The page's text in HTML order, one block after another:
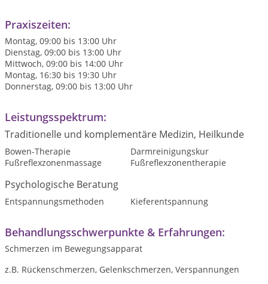
Praxiszeiten:
Montag, 09:00 bis 13:00 Uhr
Dienstag, 09:00 bis 13:00 Uhr
Mittwoch, 09:00 bis 14:00 Uhr
Montag, 16:30 bis 19:30 Uhr
Donnerstag, 09:00 bis 13:00 Uhr
Leistungsspektrum:
Traditionelle und komplementäre Medizin, Heilkunde
Bowen-Therapie
Darmreinigungskur
Fußreflexzonenmassage
Fußreflexzonentherapie
Psychologische Beratung
Entspannungsmethoden Kieferentspannung
Behandlungsschwerpunkte & Erfahrungen:
Schmerzen im Bewegungsapparat
z.B. Rückenschmerzen, Gelenkschmerzen, Verspannungen